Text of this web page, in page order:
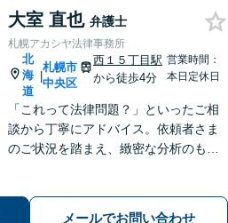
大室 直也 弁護士
札幌アカシヤ法律事務所
北
海
道
|
札幌市
中央区
西１５丁目駅
から徒歩4分
営業時間：
本日定休日
「これって法律問題？」といったご相
談から丁寧にアドバイス。依頼者さま
のご状況を踏まえ、緻密な分析のもと
メールでお問い合わせ